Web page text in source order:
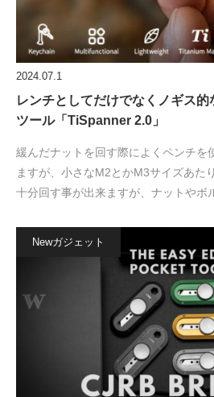
2024.07.1
レンチとしてだけでなくノギス
ツール「TiSpanner 2.0」
緩んだナットを回す際によくペンチを
ますが、小さなM2とかM3サイズあた
十分回す事が出来ますが、ナットやボ
Newガジェット